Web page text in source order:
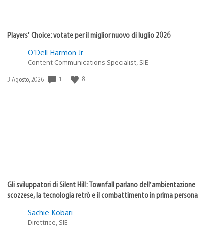
Players’ Choice: votate per il miglior nuovo di luglio 2026
O’Dell Harmon Jr.
Content Communications Specialist, SIE
Data
3 Agosto, 2026 1 8
Gli sviluppatori di Silent Hill: Townfall parlano dell’ambientazione
scozzese, la tecnologia retrò e il combattimento in prima persona
Sachie Kobari
Direttrice, SIE